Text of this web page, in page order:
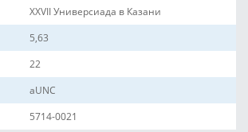
XXVII Универсиада в Казани
5,63
22
aUNC
5714-0021